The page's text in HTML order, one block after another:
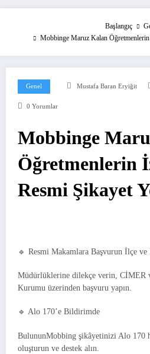
Başlangıç
Mobbinge Maruz Kalan
Genel Mustafa Baran Eryiğit
0 Yorumlar
Mobbinge
Öğretmenlerin
Resmi Şikayet
🔹 Resmi Makamlara Başvurun İlçe
Müdürlüklerine dilekçe verin, CİMER
Kurumu üzerinden başvuru yapın.
🔹 Alo 170’e Bildirimde
BulununMobbing şikâyetinizi Alo 170
oluşturun ve destek alın.